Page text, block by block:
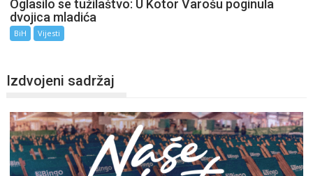
Oglasilo se tužilaštvo: U Kotor Varošu poginula
dvojica mladića
BiH Vijesti
Izdvojeni sadržaj